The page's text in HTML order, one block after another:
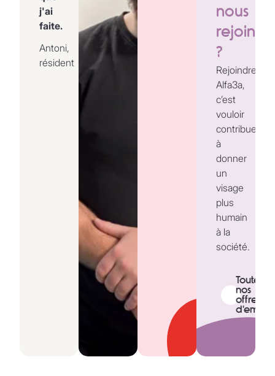
j'ai
faite.
Antoni,
résident
nous
?
Rejoindre
Alfa3a,
c’est
vouloir
contribuer
à
donner
un
visage
plus
humain
à la
société.
Toutes
nos
offres
d'emploi